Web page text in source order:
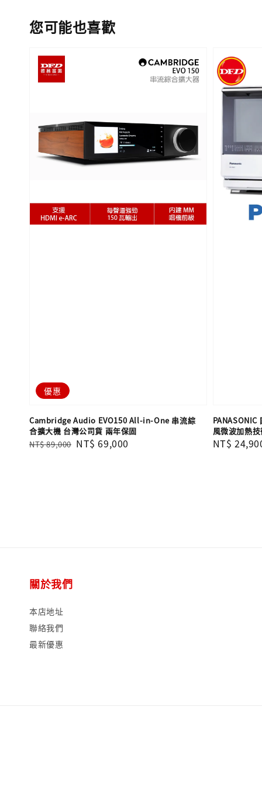
您可能也喜歡
優惠
Cambridge Audio EVO150 All-in-One 串流綜
合擴大機 台灣公司貨 兩年保固
Regular
NT$ 89,000 Sale
NT$ 69,000
風微波加熱
Regular
NT$
關於我們
本店地址
聯絡我們
最新優惠